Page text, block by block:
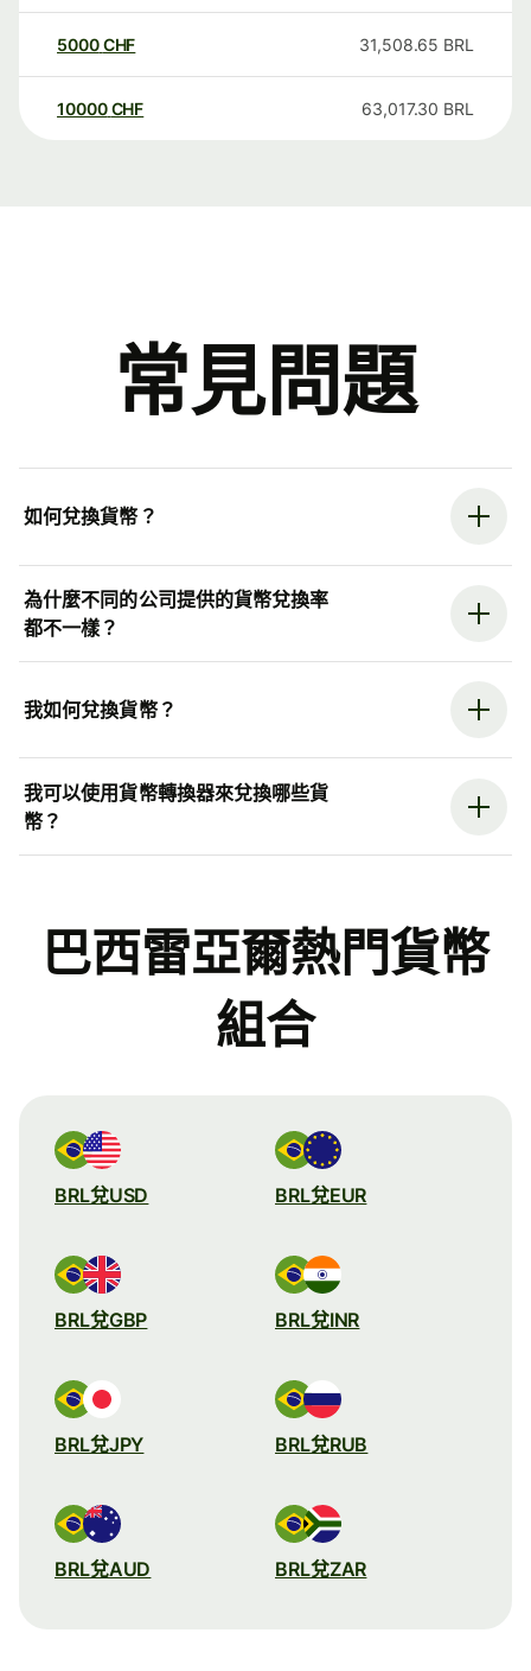
5000CHF 31,508.65 BRL
10000 CHF 63,017.30 BRL
常見問題
如何兌換貨幣？
為什麼不同的公司提供的貨幣兌換率
都不一樣？
我如何兌換貨幣？
我可以使用貨幣轉換器來兌換哪些貨
幣？
巴西雷亞爾熱門貨幣
組合
BRL兌USD BRL兌EUR
BRL兌GBP BRL兌INR
BRL兌JPY BRL兌RUB
BRL兌AUD BRL兌ZAR